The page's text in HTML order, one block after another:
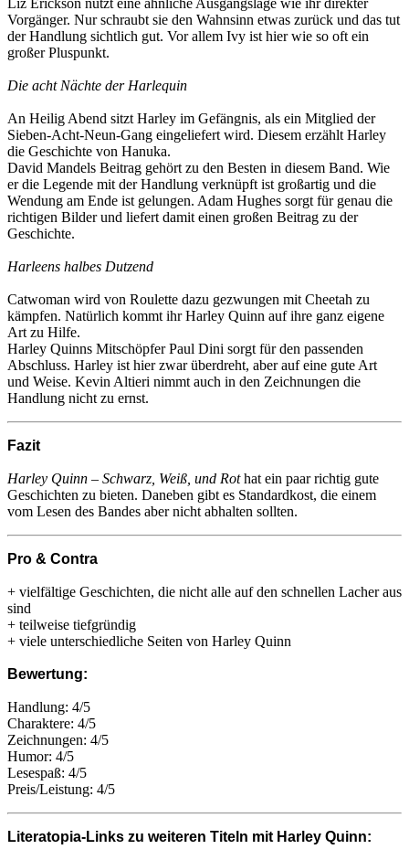
Vorgänger. Nur schraubt sie den Wahnsinn etwas zurück und das tut
der Handlung sichtlich gut. Vor allem Ivy ist hier wie so oft ein
großer Pluspunkt.
Die acht Nächte der Harlequin
An Heilig Abend sitzt Harley im Gefängnis, als ein Mitglied der
Sieben-Acht-Neun-Gang eingeliefert wird. Diesem erzählt Harley
die Geschichte von Hanuka.
David Mandels Beitrag gehört zu den Besten in diesem Band. Wie
er die Legende mit der Handlung verknüpft ist großartig und die
Wendung am Ende ist gelungen. Adam Hughes sorgt für genau die
richtigen Bilder und liefert damit einen großen Beitrag zu der
Geschichte.
Harleens halbes Dutzend
Catwoman wird von Roulette dazu gezwungen mit Cheetah zu
kämpfen. Natürlich kommt ihr Harley Quinn auf ihre ganz eigene
Art zu Hilfe.
Harley Quinns Mitschöpfer Paul Dini sorgt für den passenden
Abschluss. Harley ist hier zwar überdreht, aber auf eine gute Art
und Weise. Kevin Altieri nimmt auch in den Zeichnungen die
Handlung nicht zu ernst.
Fazit
Harley Quinn – Schwarz, Weiß, und Rothat ein paar richtig gute
Geschichten zu bieten. Daneben gibt es Standardkost, die einem
vom Lesen des Bandes aber nicht abhalten sollten.
Pro & Contra
+ vielfältige Geschichten, die nicht alle auf den schnellen Lacher aus
sind
+ teilweise tiefgründig
+ viele unterschiedliche Seiten von Harley Quinn
Bewertung:
Handlung: 4/5
Charaktere: 4/5
Zeichnungen: 4/5
Humor: 4/5
Lesespaß: 4/5
Preis/Leistung: 4/5
Literatopia-Links zu weiteren Titeln mit Harley Quinn: